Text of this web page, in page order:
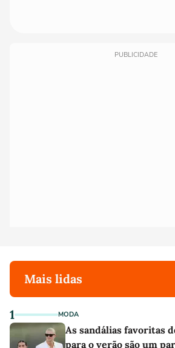
PUBLICIDADE
Mais lidas
1 MODA
As sandálias favoritas
para o verão são um